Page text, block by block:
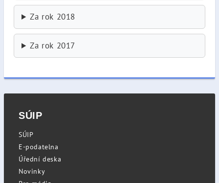
Za rok 2018
Za rok 2017
SÚIP
SÚIP
E-podatelna
Úřední deska
Novinky